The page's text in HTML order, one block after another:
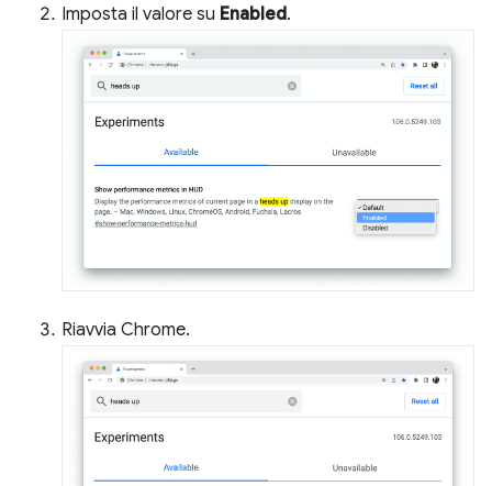
Imposta il valore su Enabled.
Riavvia Chrome.